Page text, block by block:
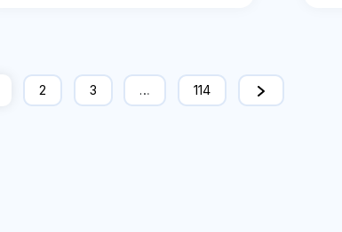
2 3 … 114